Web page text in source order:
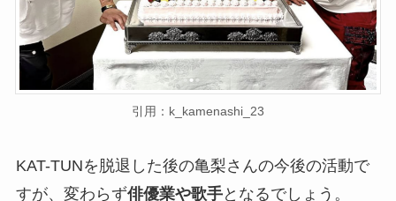
引用：k_kamenashi_23
KAT-TUNを脱退した後の亀梨さんの今後の活動で
すが、変わらず俳優業や歌手となるでしょう。